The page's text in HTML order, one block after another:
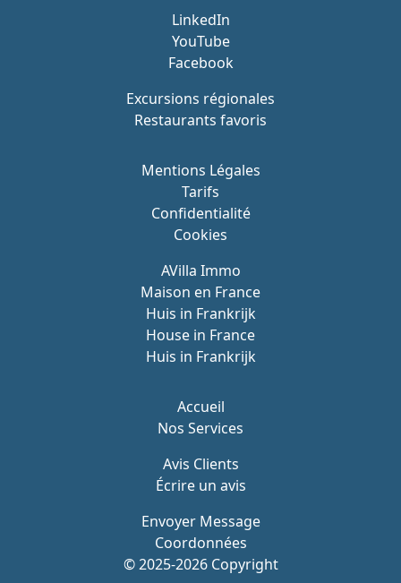
Mentions Légales
Tarifs
Confidentialité
Cookies
AVilla Immo
Maison en France
Huis in Frankrijk
House in France
Huis in Frankrijk
Accueil
Nos Services
Avis Clients
Écrire un avis
Envoyer Message
Coordonnées
© 2025-2026 Copyright
LinkedIn
YouTube
Facebook
Excursions régionales
Restaurants favoris